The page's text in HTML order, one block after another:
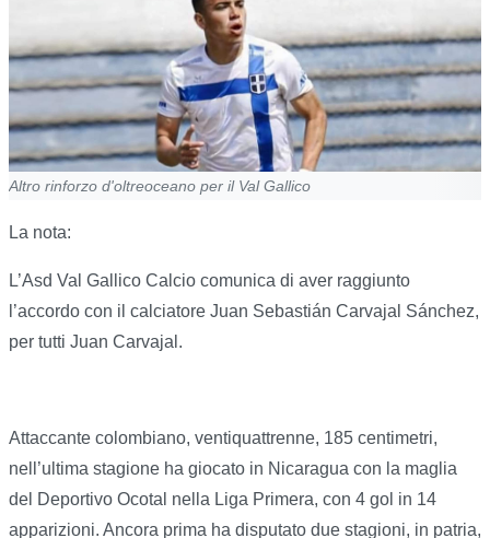
Altro rinforzo d'oltreoceano per il Val Gallico
La nota:
L’Asd Val Gallico Calcio comunica di aver raggiunto
l’accordo con il calciatore Juan Sebastián Carvajal Sánchez,
per tutti Juan Carvajal.
Attaccante colombiano, ventiquattrenne, 185 centimetri,
nell’ultima stagione ha giocato in Nicaragua con la maglia
del Deportivo Ocotal nella Liga Primera, con 4 gol in 14
apparizioni. Ancora prima ha disputato due stagioni, in patria,